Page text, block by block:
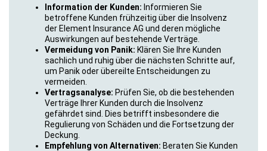
Information der Kunden: Informieren Sie
betroffene Kunden frühzeitig über die Insolvenz
der Element Insurance AG und deren mögliche
Auswirkungen auf bestehende Verträge.
Vermeidung von Panik: Klären Sie Ihre Kunden
sachlich und ruhig über die nächsten Schritte auf,
um Panik oder übereilte Entscheidungen zu
vermeiden.
Vertragsanalyse: Prüfen Sie, ob die bestehenden
Verträge Ihrer Kunden durch die Insolvenz
gefährdet sind. Dies betrifft insbesondere die
Regulierung von Schäden und die Fortsetzung der
Deckung.
Empfehlung von Alternativen: Beraten Sie Kunden